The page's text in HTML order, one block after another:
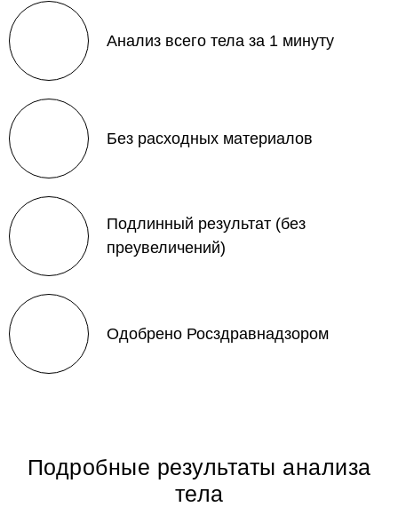
Анализ всего тела за 1 минуту
Без расходных материалов
Подлинный результат (без
преувеличений)
Одобрено Росздравнадзором
Подробные результаты анализа
тела